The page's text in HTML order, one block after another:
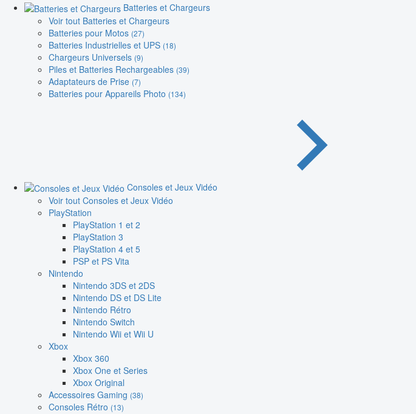
Batteries et Chargeurs
Voir tout Batteries et Chargeurs
Batteries pour Motos (27)
Batteries Industrielles et UPS (18)
Chargeurs Universels (9)
Piles et Batteries Rechargeables (39)
Adaptateurs de Prise (7)
Batteries pour Appareils Photo (134)
Consoles et Jeux Vidéo
Voir tout Consoles et Jeux Vidéo
PlayStation
PlayStation 1 et 2
PlayStation 3
PlayStation 4 et 5
PSP et PS Vita
Nintendo
Nintendo 3DS et 2DS
Nintendo DS et DS Lite
Nintendo Rétro
Nintendo Switch
Nintendo Wii et Wii U
Xbox
Xbox 360
Xbox One et Series
Xbox Original
Accessoires Gaming (38)
Consoles Rétro (13)